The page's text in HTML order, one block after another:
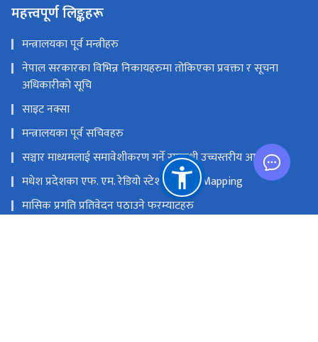
महत्त्वपूर्ण लिङ्कहरू
मन्त्रालयका पूर्व मन्त्रीहरु
नेपाल सरकारका विभिन्न निकायहरुमा तोकिएका प्रवक्ता र सूचना
अधिकारीको सूचि
साइट नक्सा
मन्त्रालयका पूर्व सचिवहरु
सञ्चार माध्यमलाई समावेशीकरण गर्ने सम्बन्धी उच्चस्तरीय आयोग
मधेश प्रदेशका एफ. एम. रेडियो स्टेशनको GIS Mapping
मासिक प्रगति प्रतिवेदन पठाउने फरम्याटहरु